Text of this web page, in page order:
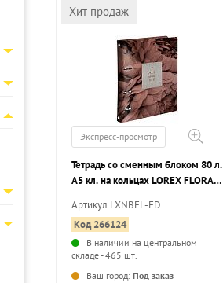
Хит продаж
Экспресс-просмотр
Тетрадь со сменным блоком 80 л.
А5 кл. на кольцах LOREX FLORAL
упаковка
Артикул LXNBEL-FD
Код 266124
В наличии на центральном
складе - 465 шт.
Ваш город: Под заказ